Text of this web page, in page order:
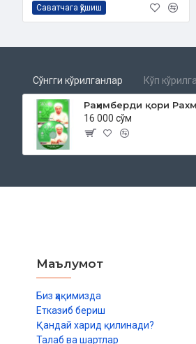
10. Тинчлик-улуғ иноят.
Саватчага қўшиш
Сўнгги кўрилганлар Кўп
16 000 сўм
Маълумот
Биз ҳақимизда
Етказиб бериш
Қандай харид қилинади?
Талаб ва шартлар